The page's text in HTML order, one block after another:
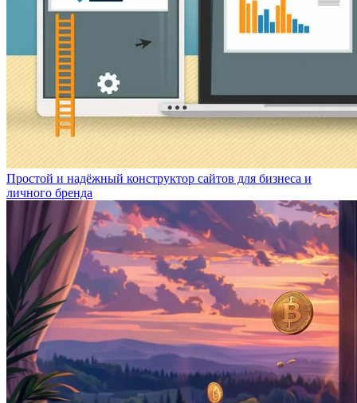
Простой и надёжный конструктор сайтов для бизнеса и
личного бренда